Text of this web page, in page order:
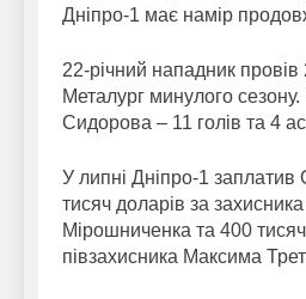
Дніпро-1 має намір
22-річний нападник провів
Металург минулого
Сидорова – 11 голів та 4
У липні Дніпро-1 заплатив
тисяч доларів за
Мірошниченка та 400
півзахисника Максима